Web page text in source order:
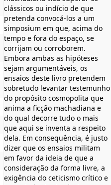
clássicos ou indício de que
pretenda convocá-los a um
simposium em que, acima do
tempo e fora do espaço, se
corrijam ou corroborem.
Embora ambas as hipóteses
sejam argumentáveis, os
ensaios deste livro pretendem
sobretudo levantar testemunho
do propósito cosmopolita que
anima a ficção machadiana e
do qual decorre tudo o mais
que aqui se inventa a respeito
dela. Em consequência, é justo
dizer que os ensaios militam
em favor da ideia de que a
consideração da forma livre, a
exigência do ceticismo crítico e